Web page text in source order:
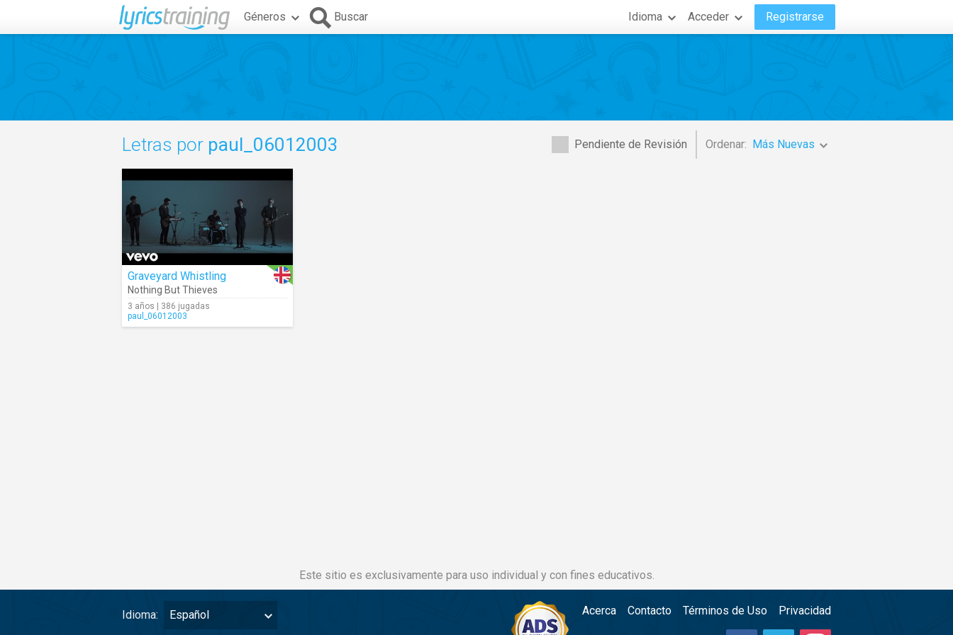
Géneros Buscar Idioma Acceder Registrarse
Pendiente de Revisión Ordenar: Más Nuevas
Letras por paul_06012003
Graveyard Whistling
Nothing But Thieves
3 años | 386 jugadas
paul_06012003
Este sitio es exclusivamente para uso individual y con fines educativos.
Idioma: Español Acerca Contacto Términos de Uso Privacidad